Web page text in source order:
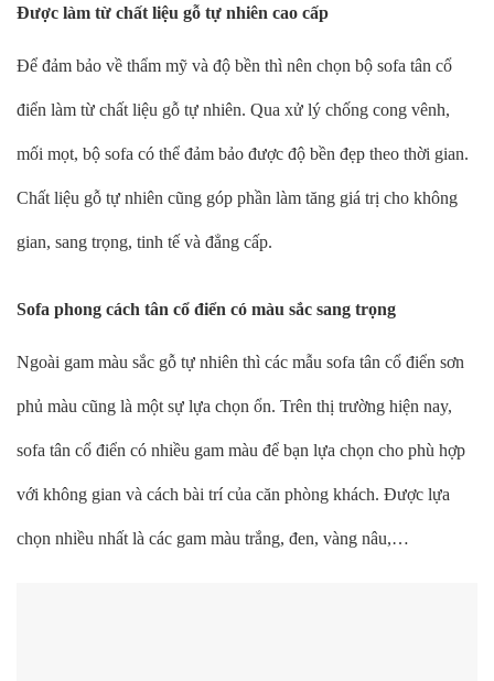
Được làm từ chất liệu gỗ tự nhiên cao cấp
Để đảm bảo về thẩm mỹ và độ bền thì nên chọn bộ sofa tân cổ
điển làm từ chất liệu gỗ tự nhiên. Qua xử lý chống cong vênh,
mối mọt, bộ sofa có thể đảm bảo được độ bền đẹp theo thời gian.
Chất liệu gỗ tự nhiên cũng góp phần làm tăng giá trị cho không
gian, sang trọng, tinh tế và đẳng cấp.
Sofa phong cách tân cổ điển có màu sắc sang trọng
Ngoài gam màu sắc gỗ tự nhiên thì các mẫu sofa tân cổ điển sơn
phủ màu cũng là một sự lựa chọn ổn. Trên thị trường hiện nay,
sofa tân cổ điển có nhiều gam màu để bạn lựa chọn cho phù hợp
với không gian và cách bài trí của căn phòng khách. Được lựa
chọn nhiều nhất là các gam màu trắng, đen, vàng nâu,…